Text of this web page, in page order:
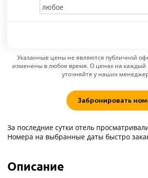
Указанные цены не являются публичной
изменены в любое время. О ценах на
уточняйте у наших
Забронировать
За последние сутки отель
Номера на выбранные даты быстро
Описание